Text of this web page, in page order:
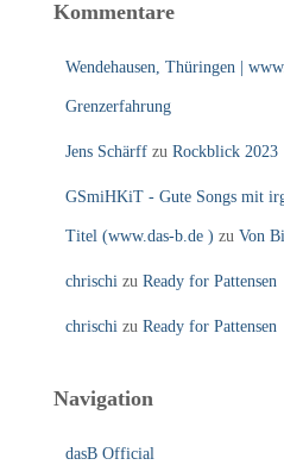
Kommentare
Wendehausen, Thüringen |
Grenzerfahrung
Jens Schärff zu Rockblick 2023
GSmiHKiT - Gute Songs mit
Titel (www.das-b.de ) zu Von
chrischi zu Ready for Pattensen
chrischi zu Ready for Pattensen
Navigation
dasB Official